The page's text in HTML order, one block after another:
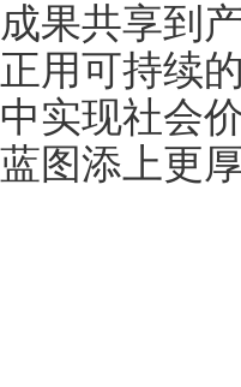
成果共享到
正用可持续
中实现社会
蓝图添上更